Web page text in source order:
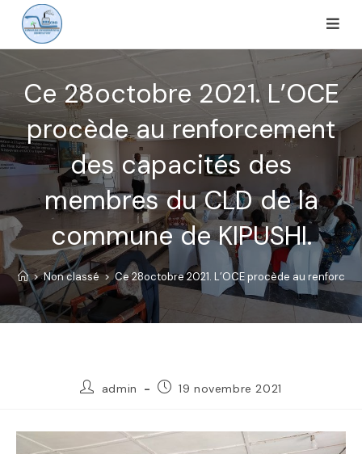
Ce 28octobre 2021. L’OCE
procède au renforcement
des capacités des
membres du CLD de la
commune de KIPUSHI.
> Non classé > Ce 28octobre 2021. L’OCE procède au
admin 19 novembre 2021